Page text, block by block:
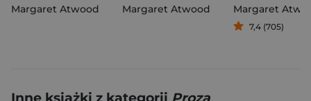
Margaret Atwood
Margaret Atwood
Margaret
7,4 (705)